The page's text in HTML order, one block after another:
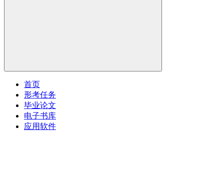
首页
形考任务
毕业论文
电子书库
应用软件